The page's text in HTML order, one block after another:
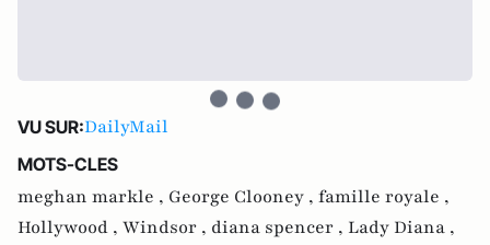
VU SUR:DailyMail
MOTS-CLES
meghan markle , George Clooney , famille royale ,
Hollywood , Windsor , diana spencer , Lady Diana ,